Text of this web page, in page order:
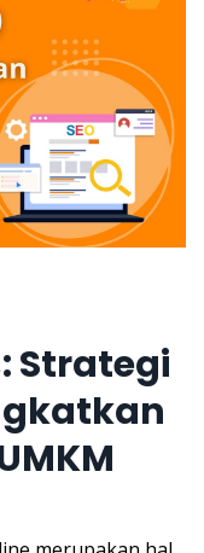
Strategi